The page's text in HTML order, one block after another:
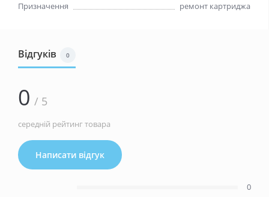
Призначення ремонт картриджа
Відгуків 0
0 / 5
середній рейтинг товара
Написати відгук
0